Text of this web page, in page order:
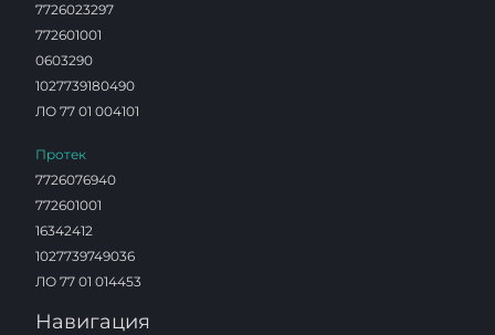
7726023297
772601001
0603290
1027739180490
ЛО 77 01 004101
Протек
7726076940
772601001
16342412
1027739749036
ЛО 77 01 014453
Навигация